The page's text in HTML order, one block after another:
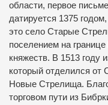
области, первое
датируется 1375
это село Старые
поселением на границе
княжеств. В 1513 году
который отделился от
Новые Стрелища.
торговом пути из